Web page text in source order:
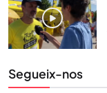
Segueix-nos